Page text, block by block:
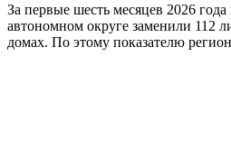
За первые шесть месяцев 2026
автономном округе заменили 112
домах. По этому показателю